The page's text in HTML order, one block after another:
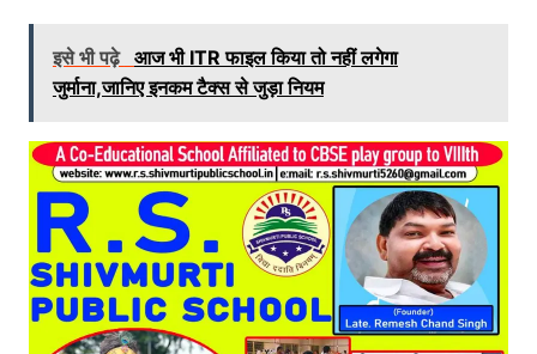
इसे भी पढ़े आज भी ITR फाइल क‍िया तो नहीं लगेगा
जुर्माना,जान‍िए इनकम टैक्‍स से जुड़ा न‍ियम